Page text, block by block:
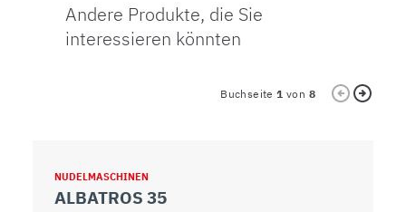
Andere Produkte, die Sie
interessieren könnten
Buchseite1 von 8
NUDELMASCHINEN
ALBATROS 35